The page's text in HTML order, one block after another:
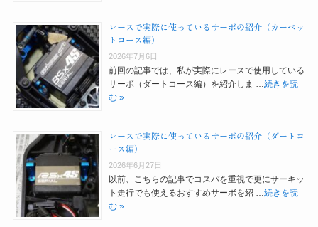
レースで実際に使っているサーボの紹介（カーペッ
トコース編）
2026年7月6日
前回の記事では、私が実際にレースで使用している
サーボ（ダートコース編）を紹介しま … 続きを読
む »
レースで実際に使っているサーボの紹介（ダートコ
ース編）
2026年6月27日
以前、こちらの記事でコスパを重視で更にサーキッ
ト走行でも使えるおすすめサーボを紹 … 続きを読
む »